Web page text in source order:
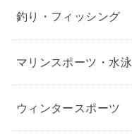
釣り・フィッシング
マリンスポーツ・水泳
ウィンタースポーツ